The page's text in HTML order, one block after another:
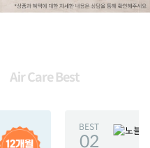
Air Care Best
BEST
02